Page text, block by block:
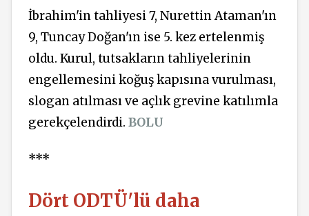
İbrahim'in tahliyesi 7, Nurettin Ataman'ın
9, Tuncay Doğan'ın ise 5. kez ertelenmiş
oldu. Kurul, tutsakların tahliyelerinin
engellemesini koğuş kapısına vurulması,
slogan atılması ve açlık grevine katılımla
gerekçelendirdi. BOLU
***
Dört ODTÜ'lü daha